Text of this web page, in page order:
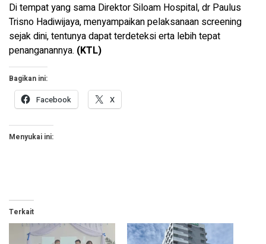
Di tempat yang sama Direktor Siloam Hospital, dr Paulus
Trisno Hadiwijaya, menyampaikan pelaksanaan screening
sejak dini, tentunya dapat terdeteksi erta lebih tepat
penanganannya. (KTL)
Bagikan ini:
Facebook X
Menyukai ini:
Terkait